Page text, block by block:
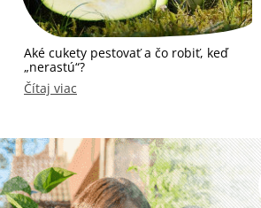
Aké cukety pestovať a čo robiť, keď
„nerastú“?
Čítaj viac